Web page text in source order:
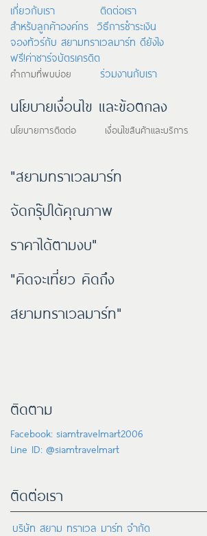
เกี่ยวกับเรา
ติดต่อเรา
สำหรับลูกค้าองค์กร วิธีการชำระเงิน
จองทัวร์กับ สยามทราเวลมาร์ท ดียังไง
ฟรี!ค่าชาร์จบัตรเครดิต
คำถามที่พบบ่อย ร่วมงานกับเรา
นโยบายเงื่อนไข และข้อตกลง
นโยบายการติดต่อ เงื่อนไขสินค้าและบริการ
"สยามทราเวลมาร์ท
จัดกรุ๊ปได้คุณภาพ
ราคาได้ตามงบ"
"คิดจะเที่ยว คิดถึง
สยามทราเวลมาร์ท"
ติดตาม
Facebook: siamtravelmart2006
Line ID: @siamtravelmart
ติดต่อเรา
บริษัท สยาม ทราเวล มาร์ท จำกัด